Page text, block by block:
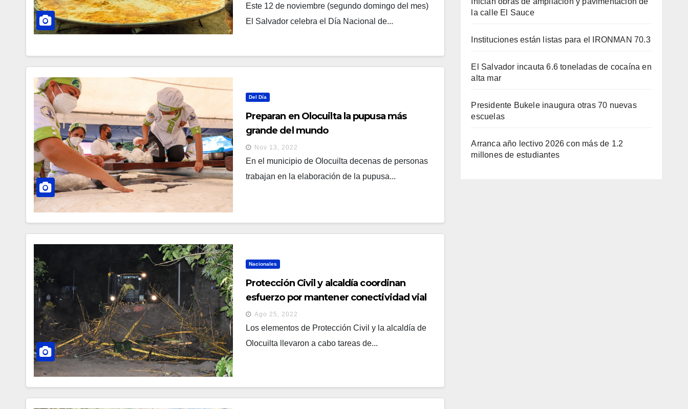
Este 12 de noviembre (segundo domingo del mes)
El Salvador celebra el Día Nacional de...
Del Día
Preparan en Olocuilta la pupusa más
grande del mundo
Nov 13, 2022
En el municipio de Olocuilta decenas de personas
trabajan en la elaboración de la pupusa...
Nacionales
Protección Civil y alcaldía coordinan
esfuerzo por mantener conectividad vial
en Olocuilta
Ago 25, 2022
Los elementos de Protección Civil y la alcaldía de
Olocuilta llevaron a cabo tareas de...
la calle El Sauce
Instituciones están listas para el IRONMAN 70.3
El Salvador incauta 6.6 toneladas de cocaína en
alta mar
Presidente Bukele inaugura otras 70 nuevas
escuelas
Arranca año lectivo 2026 con más de 1.2
millones de estudiantes